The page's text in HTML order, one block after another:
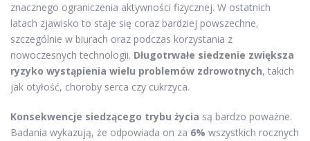
znacznego ograniczenia aktywności fizycznej. W ostatnich
latach zjawisko to staje się coraz bardziej powszechne,
szczególnie w biurach oraz podczas korzystania z
nowoczesnych technologii. Długotrwałe siedzenie zwiększa
ryzyko wystąpienia wielu problemów zdrowotnych, takich
jak otyłość, choroby serca czy cukrzyca.
Konsekwencje siedzącego trybu życia są bardzo poważne.
Badania wykazują, że odpowiada on za 6% wszystkich rocznych